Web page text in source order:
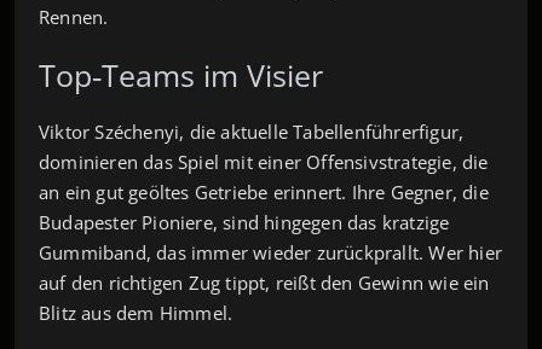
Rennen.
Top‑Teams im Visier
Viktor Széchenyi, die aktuelle Tabellenführerfigur,
dominieren das Spiel mit einer Offensivstrategie, die
an ein gut geöltes Getriebe erinnert. Ihre Gegner, die
Budapester Pioniere, sind hingegen das kratzige
Gummiband, das immer wieder zurückprallt. Wer hier
auf den richtigen Zug tippt, reißt den Gewinn wie ein
Blitz aus dem Himmel.